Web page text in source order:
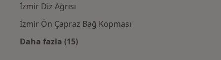
İzmir Diz Ağrısı
İzmir Ön Çapraz Bağ Kopması
Daha fazla (15)